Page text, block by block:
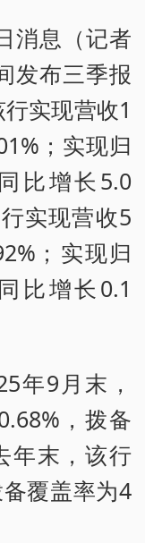
消息（记者
发布三季报
实现营收1
；实现归
比增长5.0
实现营收5
；实现归
比增长0.1
年9月末，
，拨备
年末，该行
覆盖率为4